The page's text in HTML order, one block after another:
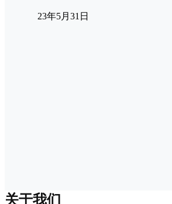
23年5月31日
关于我们